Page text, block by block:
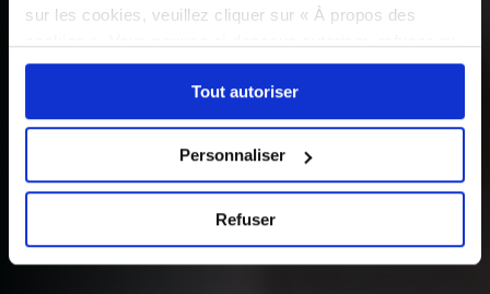
sur les cookies, veuillez cliquer sur « À propos des
sélectionner les cookies selon les finalités via l'onglet
« Détails ». À tout moment, vous pouvez modifier votre
choix en cliquant sur le lien « Cookies » en bas des
Tout autoriser
Personnaliser
Refuser